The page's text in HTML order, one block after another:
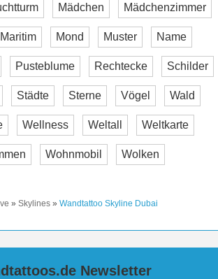
Mädchen Mädchenzimmer
Maritim Mond Muster Name
Pusteblume Rechtecke Schilder
Städte Sterne Vögel Wald
Wellness Weltall Weltkarte
Wohnmobil Wolken
» Skylines » Wandtattoo Skyline Dubai
Newsletter